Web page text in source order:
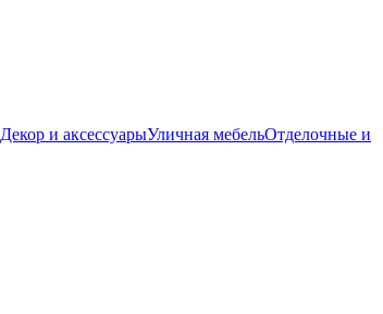
Декор и аксессуарыУличная мебельОтделочные и